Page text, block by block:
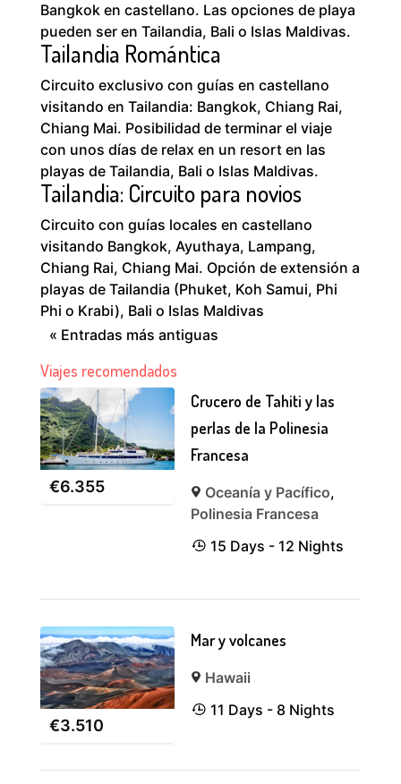
Bangkok en castellano. Las opciones de playa
pueden ser en Tailandia, Bali o Islas Maldivas.
Tailandia Romántica
Circuito exclusivo con guías en castellano
visitando en Tailandia: Bangkok, Chiang Rai,
Chiang Mai. Posibilidad de terminar el viaje
con unos días de relax en un resort en las
playas de Tailandia, Bali o Islas Maldivas.
Tailandia: Circuito para novios
Circuito con guías locales en castellano
visitando Bangkok, Ayuthaya, Lampang,
Chiang Rai, Chiang Mai. Opción de extensión a
playas de Tailandia (Phuket, Koh Samui, Phi
Phi o Krabi), Bali o Islas Maldivas
« Entradas más antiguas
Viajes recomendados
€6.355
Crucero de Tahiti y las
perlas de la Polinesia
Francesa
Oceanía y Pacífico,
Polinesia Francesa
15 Days - 12 Nights
€3.510
Mar y volcanes
Hawaii
11 Days - 8 Nights